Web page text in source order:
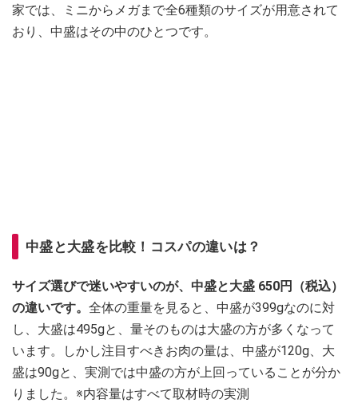
家では、ミニからメガまで全6種類のサイズが用意されて
おり、中盛はその中のひとつです。
中盛と大盛を比較！コスパの違いは？
サイズ選びで迷いやすいのが、中盛と大盛 650円（税込）
の違いです。 全体の重量を見ると、中盛が399gなのに対
し、大盛は495gと、量そのものは大盛の方が多くなって
います。しかし注目すべきお肉の量は、中盛が120g、大
盛は90gと、実測では中盛の方が上回っていることが分か
りました。※内容量はすべて取材時の実測